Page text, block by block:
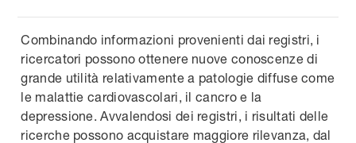
Combinando informazioni provenienti dai registri, i
ricercatori possono ottenere nuove conoscenze di
grande utilità relativamente a patologie diffuse come
le malattie cardiovascolari, il cancro e la
depressione. Avvalendosi dei registri, i risultati delle
ricerche possono acquistare maggiore rilevanza, dal